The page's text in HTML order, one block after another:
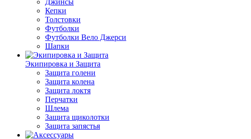
Джинсы
Кепки
Толстовки
Футболки
Футболки Вело Джерси
Шапки
Экипировка и Защита
Защита голени
Защита колена
Защита локтя
Перчатки
Шлема
Защита щиколотки
Защита запястья